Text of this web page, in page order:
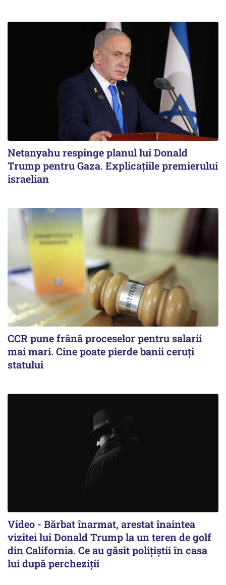
Netanyahu respinge planul lui Donald
Trump pentru Gaza. Explicațiile premierului
israelian
CCR pune frână proceselor pentru salarii
mai mari. Cine poate pierde banii ceruți
statului
Video - Bărbat înarmat, arestat înaintea
vizitei lui Donald Trump la un teren de golf
din California. Ce au găsit polițiștii în casa
lui după percheziții